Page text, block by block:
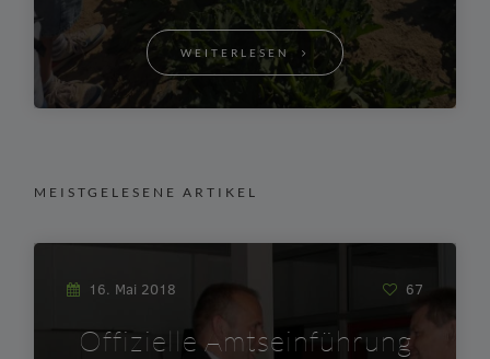
WEITERLESEN
MEISTGELESENE ARTIKEL
16. Mai 2018 67
Offizielle Amtseinführung